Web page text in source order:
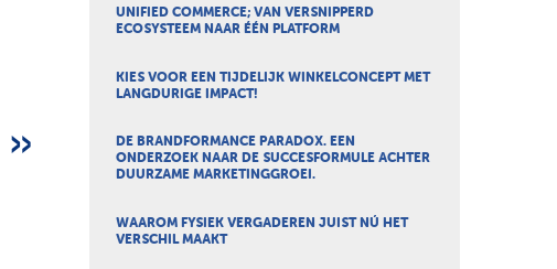
UNIFIED COMMERCE; VAN VERSNIPPERD
ECOSYSTEEM NAAR ÉÉN PLATFORM
KIES VOOR EEN TIJDELIJK WINKELCONCEPT MET
LANGDURIGE IMPACT!
DE BRANDFORMANCE PARADOX. EEN
ONDERZOEK NAAR DE SUCCESFORMULE ACHTER
DUURZAME MARKETINGGROEI.
WAAROM FYSIEK VERGADEREN JUIST NÚ HET
VERSCHIL MAAKT